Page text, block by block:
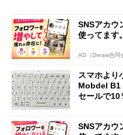
た
SNSアカウ
使ってます。
AD（Dreaw合同
スマホより
Mobdel B1
セールで10
SNSアカウ